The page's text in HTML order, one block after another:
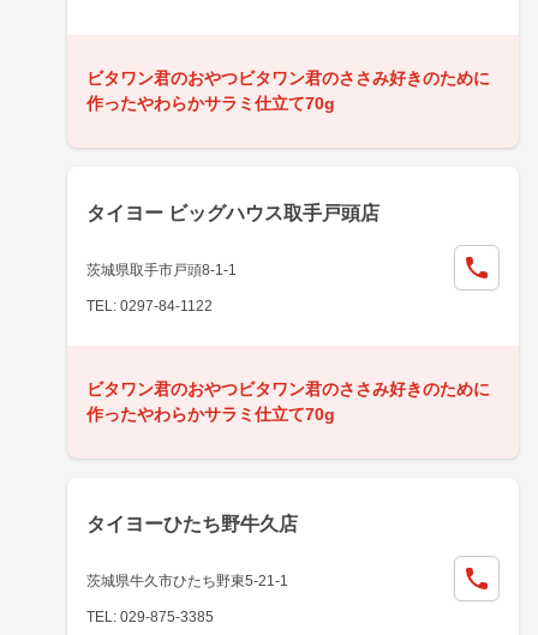
ビタワン君のおやつビタワン君のささみ好きのために
作ったやわらかサラミ仕立て70g
タイヨー ビッグハウス取手戸頭店
茨城県取手市戸頭8-1-1
TEL: 0297-84-1122
ビタワン君のおやつビタワン君のささみ好きのために
作ったやわらかサラミ仕立て70g
タイヨーひたち野牛久店
茨城県牛久市ひたち野東5-21-1
TEL: 029-875-3385